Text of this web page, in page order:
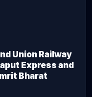
Union Railway
Express and
Bharat